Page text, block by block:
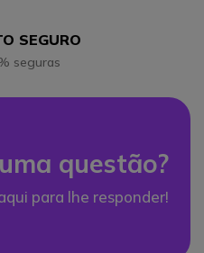
SEGURO
seguras
questão?
para lhe responder!